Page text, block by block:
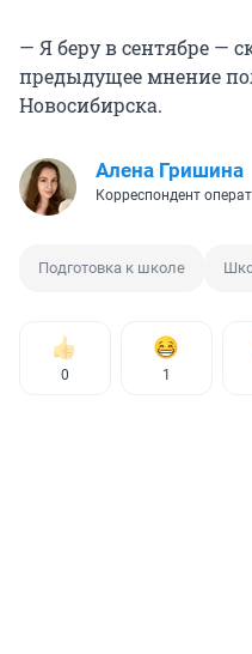
— Я беру в сентябре —
предыдущее мнение
Новосибирска.
Алена Гришина
Корреспондент
Подготовка к школе
0 1